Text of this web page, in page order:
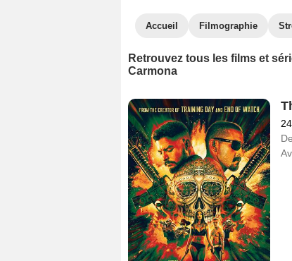
Accueil Filmographie
Retrouvez tous les films et
Carmona
De